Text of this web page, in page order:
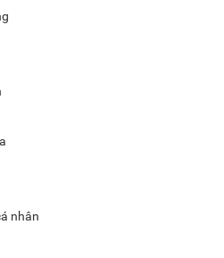
nhân